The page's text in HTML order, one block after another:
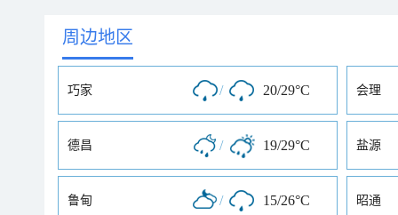
周边地区
巧家 / 20/29°C 会理
德昌 / 19/29°C 盐源
鲁甸 / 15/26°C 昭通